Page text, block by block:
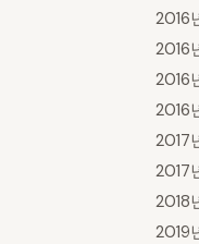
2016
2016
2016
2016
2017
2017
2018
2019